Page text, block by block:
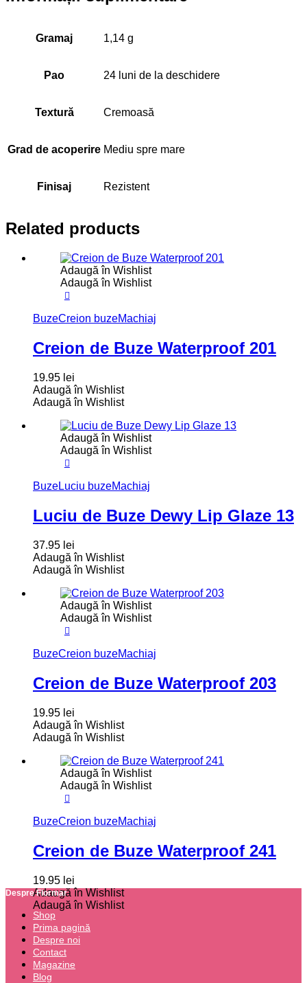
Gramaj 1,14 g
Pao 24 luni de la deschidere
Textură Cremoasă
Grad de acoperire Mediu spre mare
Finisaj Rezistent
Related products
Adaugă în Wishlist
Adaugă în Wishlist
BuzeCreion buzeMachiaj
Creion de Buze Waterproof 201
19.95 lei
Adaugă în Wishlist
Adaugă în Wishlist
Adaugă în Wishlist
Adaugă în Wishlist
BuzeLuciu buzeMachiaj
Luciu de Buze Dewy Lip Glaze 13
37.95 lei
Adaugă în Wishlist
Adaugă în Wishlist
Adaugă în Wishlist
Adaugă în Wishlist
BuzeCreion buzeMachiaj
Creion de Buze Waterproof 203
19.95 lei
Adaugă în Wishlist
Adaugă în Wishlist
Adaugă în Wishlist
Adaugă în Wishlist
BuzeCreion buzeMachiaj
Creion de Buze Waterproof 241
19.95 lei
Adaugă în Wishlist
Adaugă în Wishlist
Despre Flormar
Shop
Prima pagină
Despre noi
Contact
Magazine
Blog